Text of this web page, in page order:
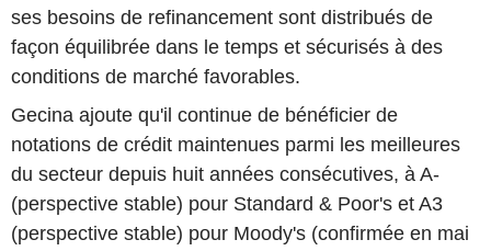
ses besoins de refinancement sont distribués de
façon équilibrée dans le temps et sécurisés à des
conditions de marché favorables.
Gecina ajoute qu'il continue de bénéficier de
notations de crédit maintenues parmi les meilleures
du secteur depuis huit années consécutives, à A-
(perspective stable) pour Standard & Poor's et A3
(perspective stable) pour Moody's (confirmée en mai